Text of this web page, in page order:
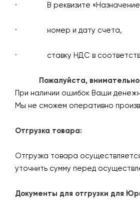
· В реквизите «Назначение
· номер и дату счета,
· ставку НДС в
Пожалуйста, внимательно
При наличии ошибок Ваши
Мы не сможем оперативно
Отгрузка товара:
Отгрузка товара
уточнить сумму перед
Документы для отгрузки для